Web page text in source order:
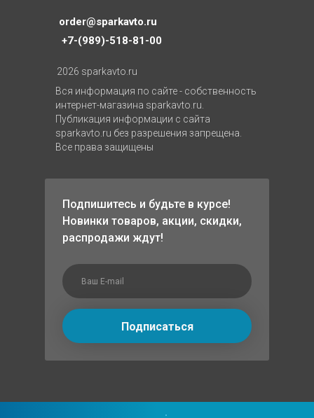
order@sparkavto.ru
+7-(989)-518-81-00
2026 sparkavto.ru
Вся информация по сайте - собственность
интернет-магазина sparkavto.ru.
Публикация информации с сайта
sparkavto.ru без разрешения запрещена.
Все права защищены
Подпишитесь и будьте в курсе!
Новинки товаров, акции, скидки,
распродажи ждут!
Подписаться